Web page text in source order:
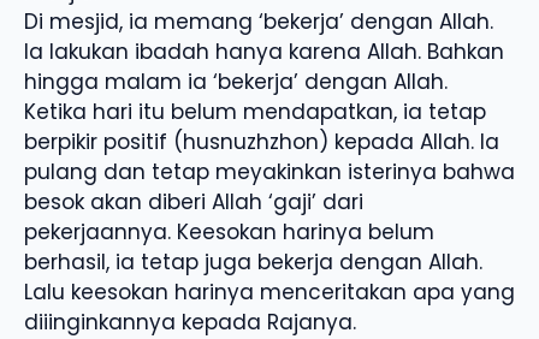
Di mesjid, ia memang ‘bekerja’ dengan Allah.
Ia lakukan ibadah hanya karena Allah. Bahkan
hingga malam ia ‘bekerja’ dengan Allah.
Ketika hari itu belum mendapatkan, ia tetap
berpikir positif (husnuzhzhon) kepada Allah. Ia
pulang dan tetap meyakinkan isterinya bahwa
besok akan diberi Allah ‘gaji’ dari
pekerjaannya. Keesokan harinya belum
berhasil, ia tetap juga bekerja dengan Allah.
Lalu keesokan harinya menceritakan apa yang
diiinginkannya kepada Rajanya.